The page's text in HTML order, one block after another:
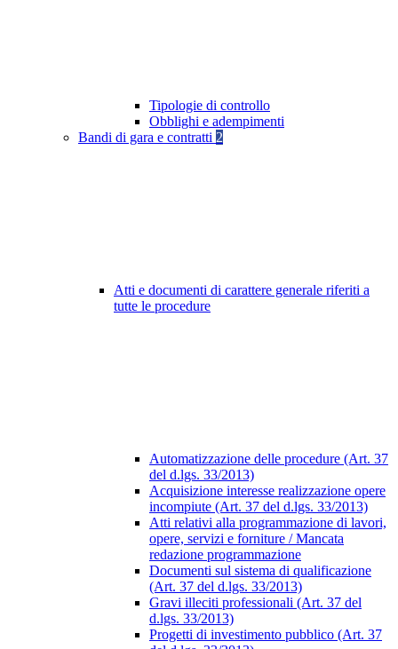
Tipologie di controllo
Obblighi e adempimenti
Bandi di gara e contratti 2
Atti e documenti di carattere generale riferiti a
tutte le procedure
Automatizzazione delle procedure (Art. 37
del d.lgs. 33/2013)
Acquisizione interesse realizzazione opere
incompiute (Art. 37 del d.lgs. 33/2013)
Atti relativi alla programmazione di lavori,
opere, servizi e forniture / Mancata
redazione programmazione
Documenti sul sistema di qualificazione
(Art. 37 del d.lgs. 33/2013)
Gravi illeciti professionali (Art. 37 del
d.lgs. 33/2013)
Progetti di investimento pubblico (Art. 37